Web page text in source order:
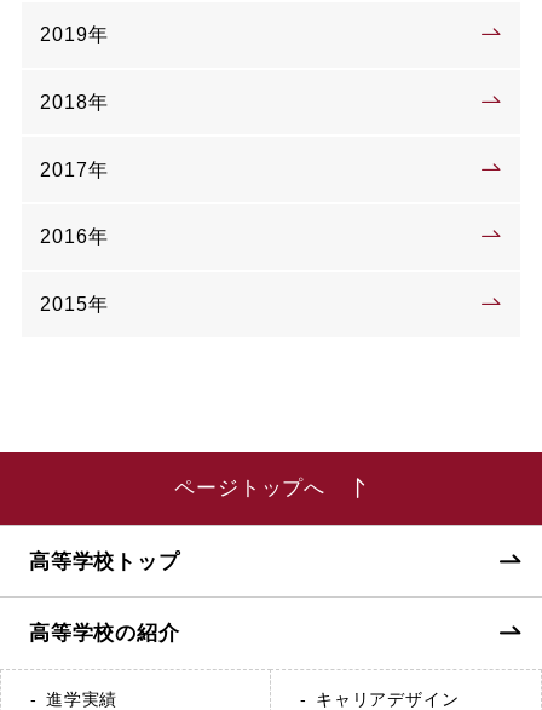
2019年
2018年
2017年
2016年
2015年
ページトップへ
高等学校トップ
高等学校の紹介
進学実績 キャリアデザイン